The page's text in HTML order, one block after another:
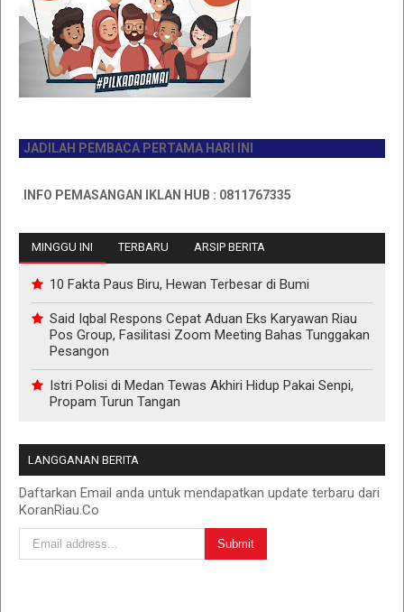
PEMBACA PERTAMA HARI INI
PEMASANGAN IKLAN HUB : 0811767335
MINGGU INI TERBARU ARSIP BERITA
10 Fakta Paus Biru, Hewan Terbesar di Bumi
Said Iqbal Respons Cepat Aduan Eks Karyawan Riau
Pos Group, Fasilitasi Zoom Meeting Bahas Tunggakan
Pesangon
Istri Polisi di Medan Tewas Akhiri Hidup Pakai Senpi,
Propam Turun Tangan
LANGGANAN BERITA
Daftarkan Email anda untuk mendapatkan update terbaru dari
KoranRiau.Co